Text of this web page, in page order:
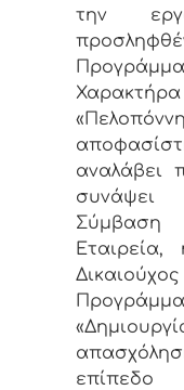
την
αναλάβει
επίπεδο